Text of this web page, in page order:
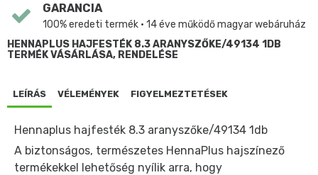
GARANCIA
100% eredeti termék • 14 éve működő magyar webáruház
HENNAPLUS HAJFESTÉK 8.3 ARANYSZŐKE/49134 1DB
TERMÉK VÁSÁRLÁSA, RENDELÉSE
LEÍRÁS VÉLEMÉNYEK FIGYELMEZTETÉSEK
Hennaplus hajfesték 8.3 aranyszőke/49134 1db
A biztonságos, természetes HennaPlus hajszínező
termékekkel lehetőség nyílik arra, hogy